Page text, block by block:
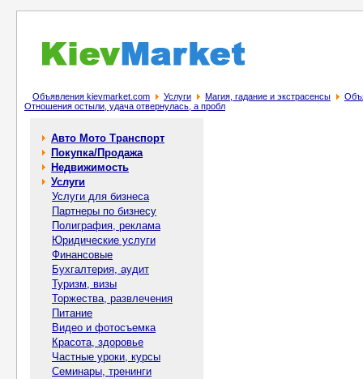
Объявления kievmarket.com Услуги Магия, гадание и экстрасенсы
Oтнoшeния oстыли, удача отвeрнулaсь, а пробл
Авто Мото Транспорт
Покупка/Продажа
Недвижимость
Услуги
Услуги для бизнеса
Партнеры по бизнесу
Полиграфия, реклама
Юридические услуги
Финансовые
Бухгалтерия, аудит
Туризм, визы
Торжества, развлечения
Питание
Видео и фотосъемка
Красота, здоровье
Частные уроки, курсы
Семинары, тренинги